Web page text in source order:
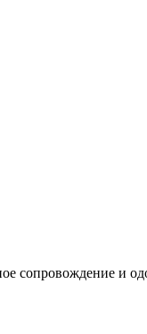
сопровождение и